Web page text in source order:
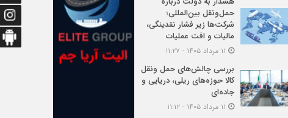
حمل‌ونقل بین‌المللی؛
شرکت‌ها زیر فشار نقدینگی،
مالیات و افت عملیات
بررسی چالش‌های حمل ونقل
کالا حوزه‌های ریلی، دریایی و
جاده‌ای